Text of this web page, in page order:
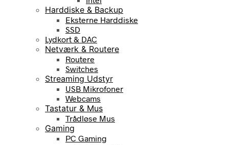
Harddiske & Backup
Eksterne Harddiske
SSD
Lydkort & DAC
Netværk & Routere
Routere
Switches
Streaming Udstyr
USB Mikrofoner
Webcams
Tastatur & Mus
Trådløse Mus
Gaming
PC Gaming